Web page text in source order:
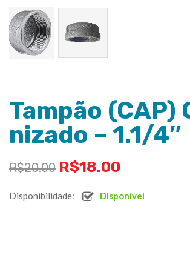
Tampão (CAP)
nizado – 1.1/4″
R$20.00 R$18.00
Disponibilidade: Disponível